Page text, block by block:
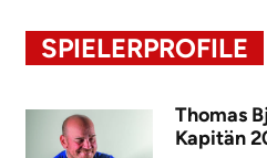
SPIELERPROFILE
Thomas
Kapitän